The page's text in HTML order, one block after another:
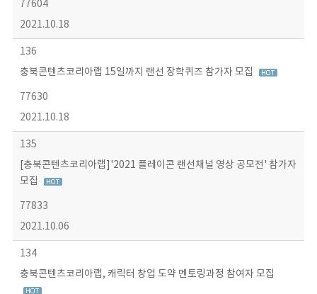
77604
2021.10.18
136
충북콘텐츠코리아랩 15일까지 랜선 장학퀴즈 참가자 모집
77630
2021.10.18
135
[충북콘텐츠코리아랩]'2021 플레이콘 랜선채널 영상 공모전' 참가자
모집
77833
2021.10.06
134
충북콘텐츠코리아랩, 캐릭터 창업 도약 멘토링과정 참여자 모집